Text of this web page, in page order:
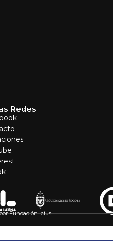
Redes
Fundación Ictus.